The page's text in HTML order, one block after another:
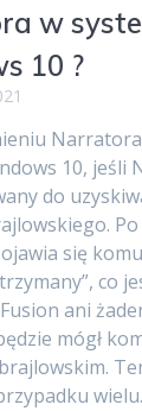
w
10 ?
10, jeśli
do
Po
się
co
ani
mógł